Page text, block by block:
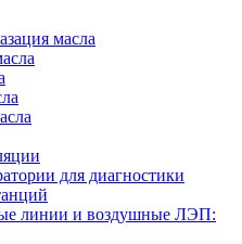
масла
для диагностики
линии и воздушные ЛЭП: